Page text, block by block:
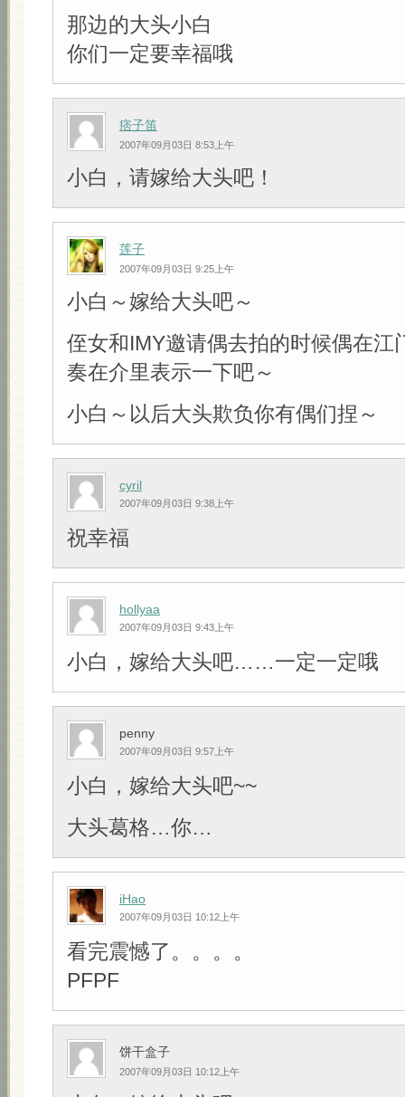
那边的大头小白
你们一定要幸福哦
痞子笛
2007年09月03日 8:53上午
小白，请嫁给大头吧！
莲子
2007年09月03日 9:25上午
小白～嫁给大头吧～
侄女和IMY邀请偶去拍的时候偶在江
奏在介里表示一下吧～
小白～以后大头欺负你有偶们捏～
cyril
2007年09月03日 9:38上午
祝幸福
hollyaa
2007年09月03日 9:43上午
小白，嫁给大头吧……一定一定哦
penny
2007年09月03日 9:57上午
小白，嫁给大头吧~~
大头葛格…你…
iHao
2007年09月03日 10:12上午
看完震憾了。。。。
PFPF
饼干盒子
2007年09月03日 10:12上午